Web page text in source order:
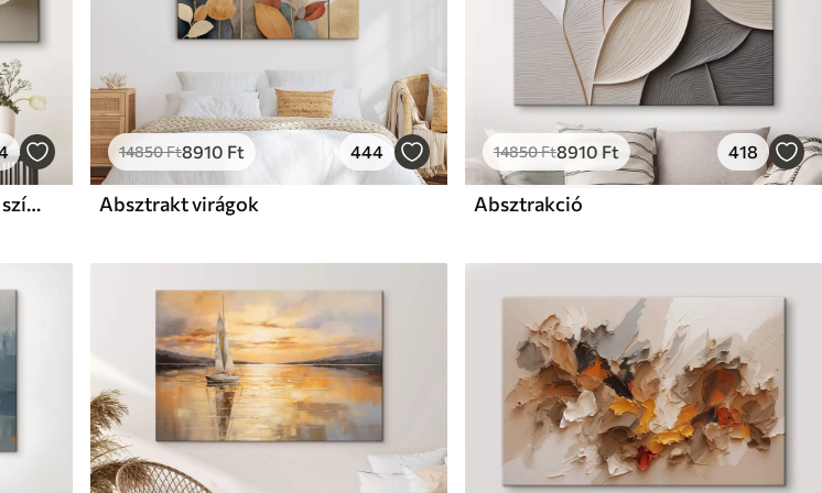
Stilizált ginkgólevelek nyugodt színekben
14850Ft8910 Ft 444
Absztrakt virágok
14850Ft8910 Ft 418
Absztrakció